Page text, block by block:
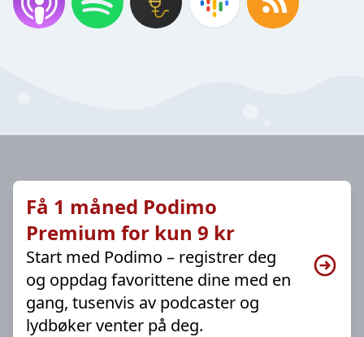
Få 1 måned Podimo
Premium for kun 9 kr
Start med Podimo – registrer deg
og oppdag favorittene dine med en
gang, tusenvis av podcaster og
lydbøker venter på deg.